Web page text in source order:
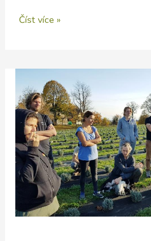
Vitamíny
Číst více »